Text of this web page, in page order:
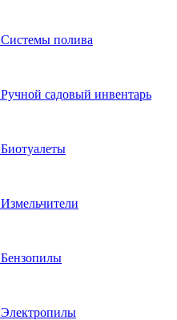
Системы полива
Ручной садовый инвентарь
Биотуалеты
Измельчители
Бензопилы
Электропилы